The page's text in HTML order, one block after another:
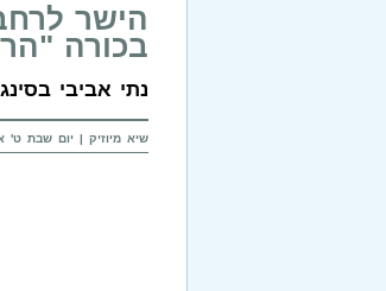
הישר
בכורה
נתי אביבי
שיא מיוזיק | יום שבת ט' אדר התשע"ב,